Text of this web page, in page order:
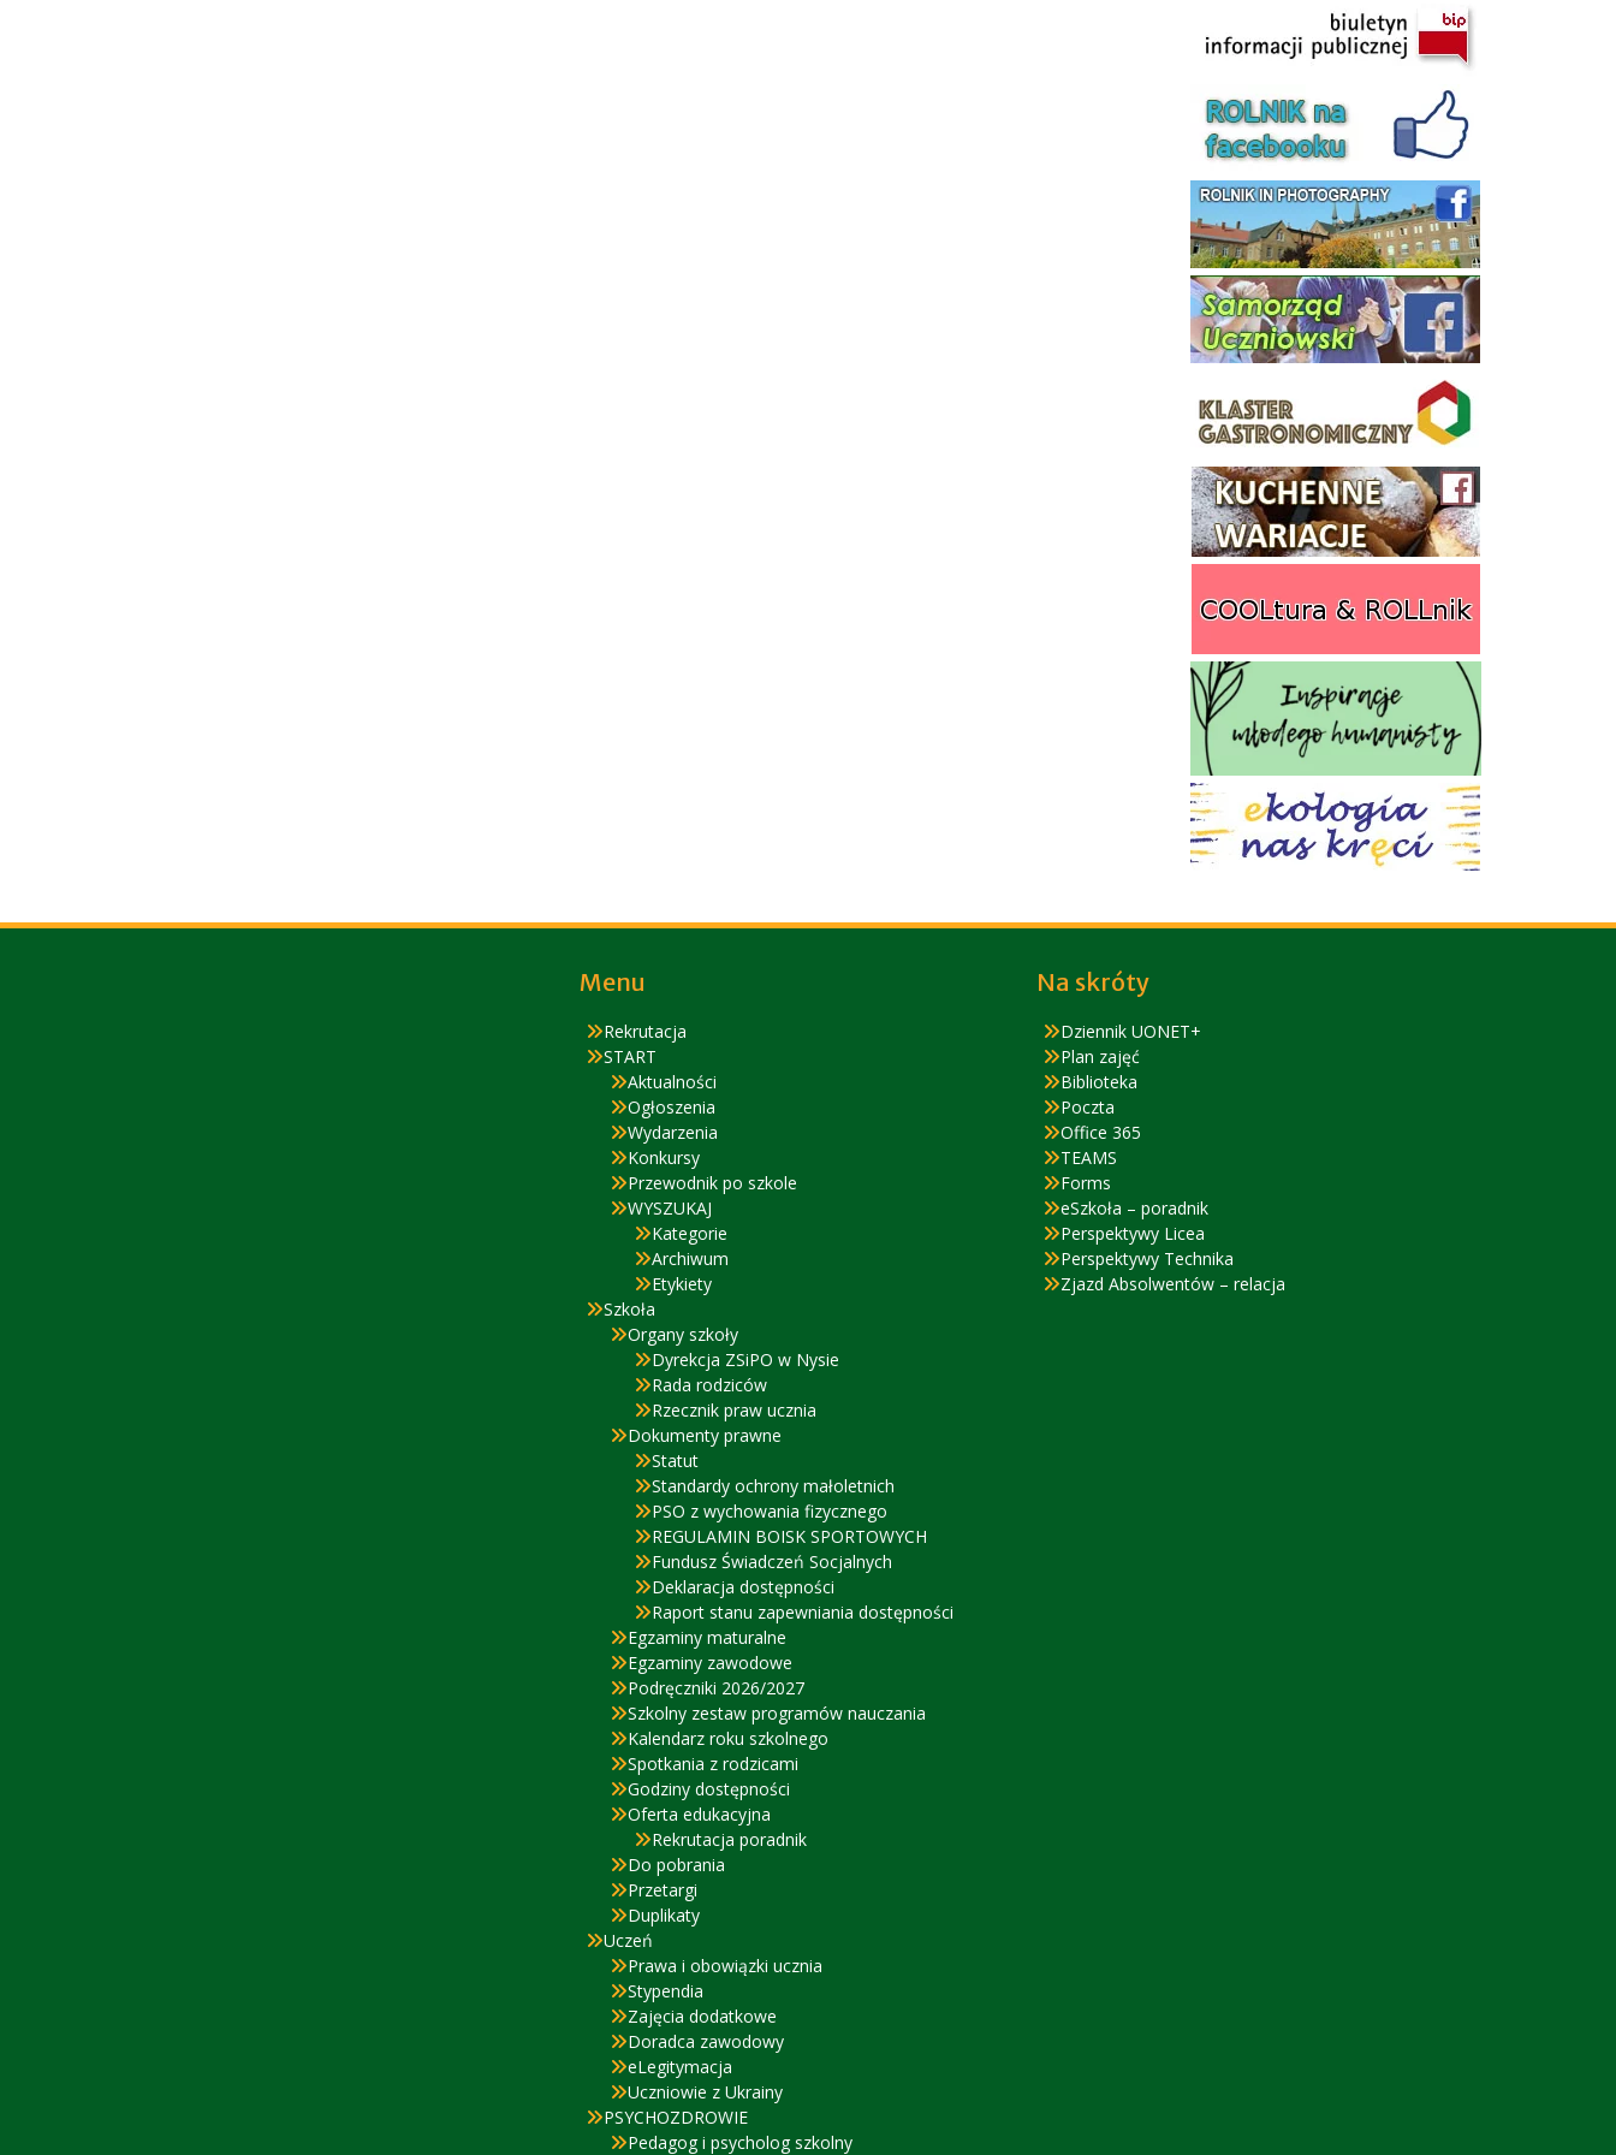
Menu
Rekrutacja
START
Aktualności
Ogłoszenia
Wydarzenia
Konkursy
Przewodnik po szkole
WYSZUKAJ
Kategorie
Archiwum
Etykiety
Szkoła
Organy szkoły
Dyrekcja ZSiPO w Nysie
Rada rodziców
Rzecznik praw ucznia
Dokumenty prawne
Statut
Standardy ochrony małoletnich
PSO z wychowania fizycznego
REGULAMIN BOISK SPORTOWYCH
Fundusz Świadczeń Socjalnych
Deklaracja dostępności
Raport stanu zapewniania dostępności
Egzaminy maturalne
Egzaminy zawodowe
Podręczniki 2026/2027
Szkolny zestaw programów nauczania
Kalendarz roku szkolnego
Spotkania z rodzicami
Godziny dostępności
Oferta edukacyjna
Rekrutacja poradnik
Do pobrania
Przetargi
Duplikaty
Uczeń
Prawa i obowiązki ucznia
Stypendia
Zajęcia dodatkowe
Doradca zawodowy
eLegitymacja
Uczniowie z Ukrainy
PSYCHOZDROWIE
Pedagog i psycholog szkolny
Na skróty
Dziennik UONET+
Plan zajęć
Biblioteka
Poczta
Office 365
TEAMS
Forms
eSzkoła – poradnik
Perspektywy Licea
Perspektywy Technika
Zjazd Absolwentów – relacja